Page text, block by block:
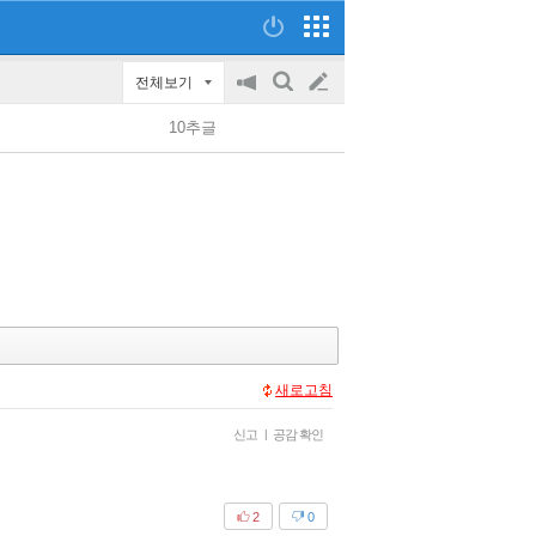
전체보기
공
on/off
검
글
쓰
10추글
새로고침
신고 | 공감 확인
0
2